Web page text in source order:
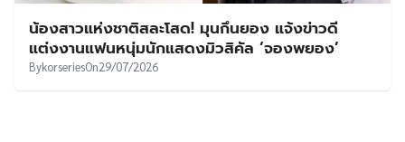
น้องสาวแห่งชาติสละโสด! มุนกึนยอง แจ้งข่าวดี
แต่งงานแฟนหนุ่มนักแสดงมิวสิคัล ‘จองพยอง’
BykorseriesOn29/07/2026